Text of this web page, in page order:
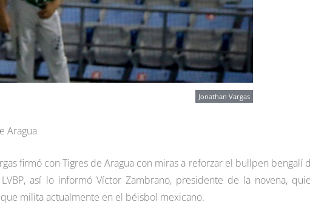
Jonathan Vargas
Aragua
firmó con Tigres de Aragua con miras a reforzar el bullpen bengalí
así lo informó Víctor Zambrano, presidente de la novena,
milita actualmente en el béisbol mexicano.